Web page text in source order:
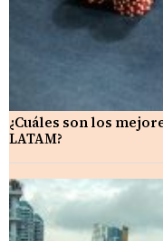
¿Cuáles son los
LATAM?